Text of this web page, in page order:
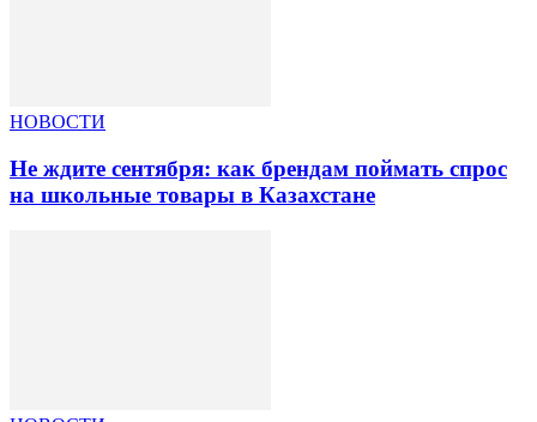
НОВОСТИ
Не ждите сентября: как брендам поймать спрос
на школьные товары в Казахстане